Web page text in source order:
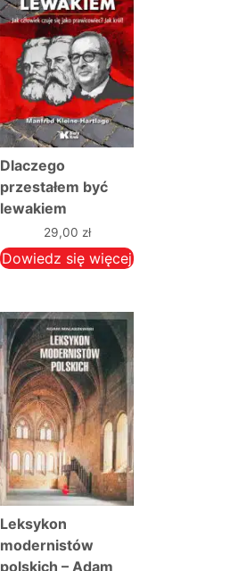
Dlaczego
przestałem być
lewakiem
29,00 zł
Dowiedz się więcej
Leksykon
modernistów
polskich – Adam